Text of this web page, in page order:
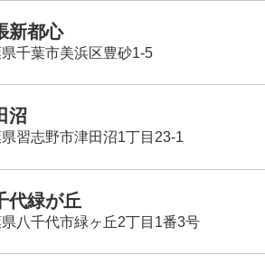
新都心
千葉市美浜区豊砂1-5
沼
習志野市津田沼1丁目23-1
代緑が丘
八千代市緑ヶ丘2丁目1番3号